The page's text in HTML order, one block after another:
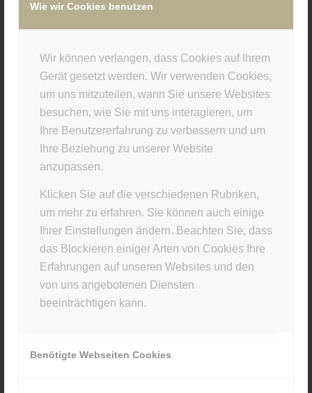
Wie wir Cookies benutzen
Wir können verlangen, dass Cookies auf Ihrem
Gerät gesetzt werden. Wir verwenden Cookies,
um uns mitzuteilen, wann Sie unsere Websites
besuchen, wie Sie mit uns interagieren, um
Ihre Benutzererfahrung zu verbessern und um
Ihre Beziehung zu unserer Website
anzupassen.
Klicken Sie auf die verschiedenen Rubriken,
um mehr zu erfahren. Sie können auch einige
Ihrer Einstellungen ändern. Beachten Sie, dass
das Blockieren einiger Arten von Cookies Ihre
Erfahrungen auf unseren Websites und den
von uns angebotenen Diensten
beeinträchtigen kann.
Benötigte Webseiten Cookies
0
Hinterlasse einen Kommentar
An der Diskussion beteiligen?
Hinterlasse uns deinen Kommentar!
Du musstangemeldetsein, um einen Kommentar
abzugeben.
Materia Viva